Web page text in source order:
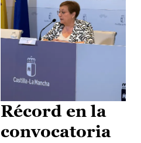
Récord en la
convocatoria